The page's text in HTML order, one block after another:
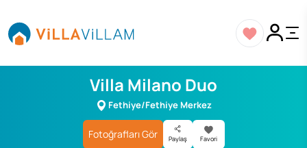
Villa Milano Duo
Fethiye/Fethiye Merkez
Fotoğrafları Gör Paylaş Favori